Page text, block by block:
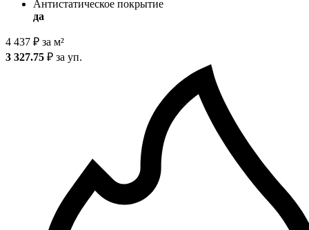
Антистатическое покрытие
да
4 437 ₽ за м²
3 327.75 ₽ за уп.